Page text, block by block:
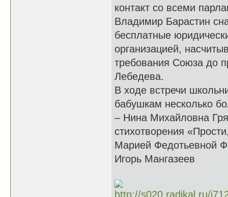
контакт со всеми
Владимир Барастин
бесплатные
организацией,
требования Союза до
Лебедева.
В ходе встречи
бабушкам несколько
– Нина Михайловна
стихотворения
Марией Федотьевной
Игорь Мангазеев